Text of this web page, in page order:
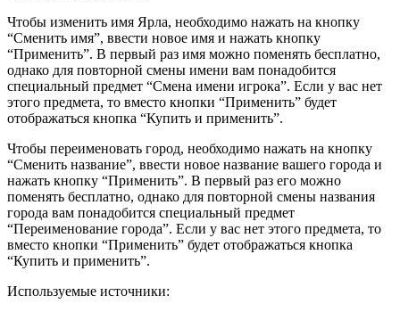
Чтобы изменить имя Ярла, необходимо нажать на кнопку
“Сменить имя”, ввести новое имя и нажать кнопку
“Применить”. В первый раз имя можно поменять бесплатно,
однако для повторной смены имени вам понадобится
специальный предмет “Смена имени игрока”. Если у вас нет
этого предмета, то вместо кнопки “Применить” будет
отображаться кнопка “Купить и применить”.
Чтобы переименовать город, необходимо нажать на кнопку
“Сменить название”, ввести новое название вашего города и
нажать кнопку “Применить”. В первый раз его можно
поменять бесплатно, однако для повторной смены названия
города вам понадобится специальный предмет
“Переименование города”. Если у вас нет этого предмета, то
вместо кнопки “Применить” будет отображаться кнопка
“Купить и применить”.
Используемые источники: